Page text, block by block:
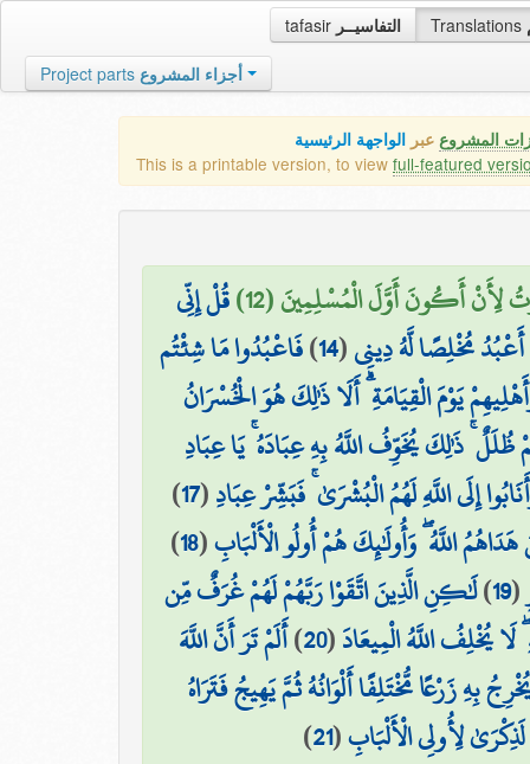
tafasir التفاسيــر Translations
Project parts أجزاء المشروع
المشروع عبر الواجهة الرئيسية
This is a printable version, to view full-featured
لِأَنْ أَكُونَ أَوَّلَ الْمُسْلِمِينَ (12)
قُلْ إِنِّي
أَعْبُدُ مُخْلِصًا لَّهُ دِينِي(
14
)فَاعْبُدُوا مَا شِئْتُم
يَوْمَ الْقِيَامَةِ ۗ أَلَا ذَٰلِكَ هُوَ الْخُسْرَانُ
ذَٰلِكَ يُخَوِّفُ اللَّهُ بِهِ عِبَادَهُ ۚ يَا عِبَادِ
إِلَى اللَّهِ لَهُمُ الْبُشْرَىٰ ۚ فَبَشِّرْ عِبَادِ(
17
)
اللَّهُ ۖ وَأُولَٰئِكَ هُمْ أُولُو الْأَلْبَابِ(
18
)
(
19
)لَٰكِنِ الَّذِينَ اتَّقَوْا رَبَّهُمْ لَهُمْ غُرَفٌ مِّن
يُخْلِفُ اللَّهُ الْمِيعَادَ(
20
)أَلَمْ تَرَ أَنَّ اللَّهَ
بِهِ زَرْعًا مُّخْتَلِفًا أَلْوَانُهُ ثُمَّ يَهِيجُ فَتَرَاهُ
لِأُولِي الْأَلْبَابِ(
21
)